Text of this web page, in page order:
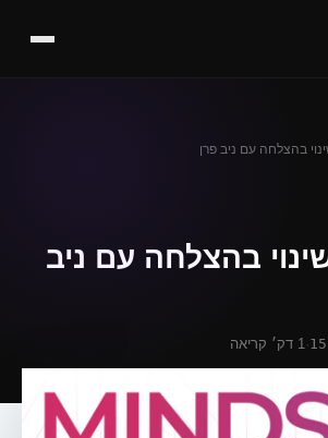
בהצלחה עם ניב פרן
בהצלחה עם ניב
·1 דק׳ קריאה